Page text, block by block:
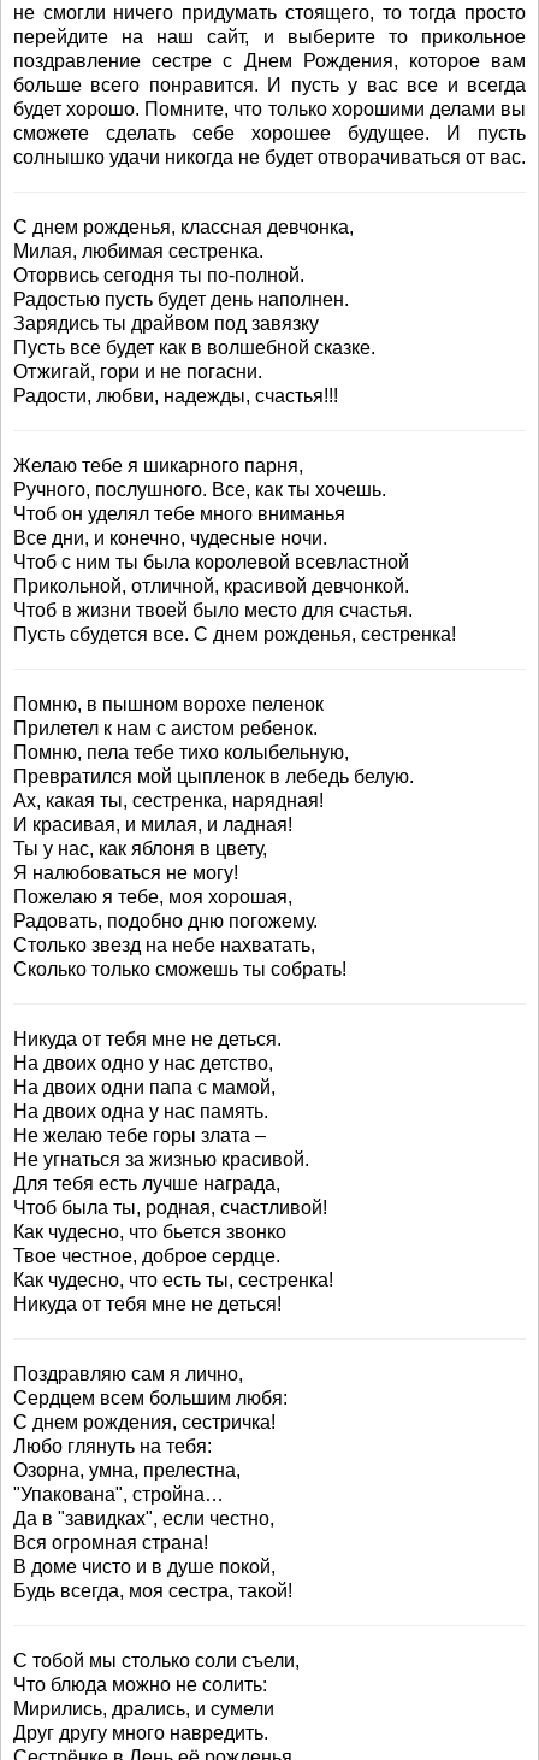
не смогли ничего придумать стоящего, то тогда просто
перейдите на наш сайт, и выберите то прикольное
поздравление сестре с Днем Рождения, которое вам
больше всего понравится. И пусть у вас все и всегда
будет хорошо. Помните, что только хорошими делами вы
сможете сделать себе хорошее будущее. И пусть
солнышко удачи никогда не будет отворачиваться от вас.
С днем рожденья, классная девчонка,
Милая, любимая сестренка.
Оторвись сегодня ты по-полной.
Радостью пусть будет день наполнен.
Зарядись ты драйвом под завязку
Пусть все будет как в волшебной сказке.
Отжигай, гори и не погасни.
Радости, любви, надежды, счастья!!!
Желаю тебе я шикарного парня,
Ручного, послушного. Все, как ты хочешь.
Чтоб он уделял тебе много вниманья
Все дни, и конечно, чудесные ночи.
Чтоб с ним ты была королевой всевластной
Прикольной, отличной, красивой девчонкой.
Чтоб в жизни твоей было место для счастья.
Пусть сбудется все. С днем рожденья, сестренка!
Помню, в пышном ворохе пеленок
Прилетел к нам с аистом ребенок.
Помню, пела тебе тихо колыбельную,
Превратился мой цыпленок в лебедь белую.
Ах, какая ты, сестренка, нарядная!
И красивая, и милая, и ладная!
Ты у нас, как яблоня в цвету,
Я налюбоваться не могу!
Пожелаю я тебе, моя хорошая,
Радовать, подобно дню погожему.
Столько звезд на небе нахватать,
Сколько только сможешь ты собрать!
Никуда от тебя мне не деться.
На двоих одно у нас детство,
На двоих одни папа с мамой,
На двоих одна у нас память.
Не желаю тебе горы злата –
Не угнаться за жизнью красивой.
Для тебя есть лучше награда,
Чтоб была ты, родная, счастливой!
Как чудесно, что бьется звонко
Твое честное, доброе сердце.
Как чудесно, что есть ты, сестренка!
Никуда от тебя мне не деться!
Поздравляю сам я лично,
Сердцем всем большим любя:
С днем рождения, сестричка!
Любо глянуть на тебя:
Озорна, умна, прелестна,
"Упакована", стройна…
Да в "завидках", если честно,
Вся огромная страна!
В доме чисто и в душе покой,
Будь всегда, моя сестра, такой!
С тобой мы столько соли съели,
Что блюда можно не солить:
Мирились, дрались, и сумели
Друг другу много навредить.